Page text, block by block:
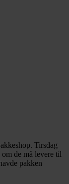
Tirsdag
de må levere til
pakken